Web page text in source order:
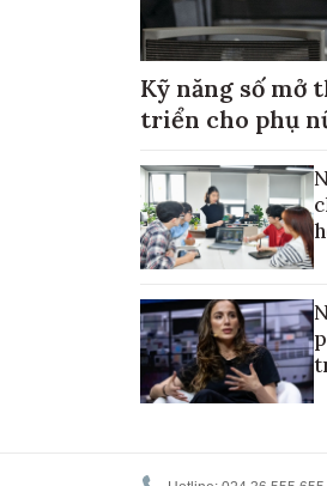
Kỹ năng số mở
triển cho phụ